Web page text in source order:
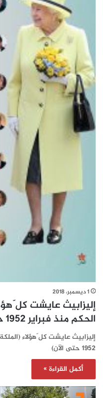
1 ديسمبر، 2018
إليزابيث عايشت كل
الحكم منذ فبراير 1952 حتى الآن)
إليزابيث عايشت كل ّهؤلاء
1952 حتى الآن)
أكمل القراءة »